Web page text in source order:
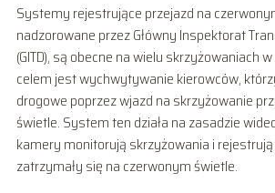
Systemy rejestrujące przejazd na
nadzorowane przez Główny Inspektorat
(GITD), są obecne na wielu skrzyżowaniach
celem jest wychwytywanie kierowców,
drogowe poprzez wjazd na skrzyżowanie
świetle. System ten działa na zasadzie
kamery monitorują skrzyżowania i
zatrzymały się na czerwonym świetle.